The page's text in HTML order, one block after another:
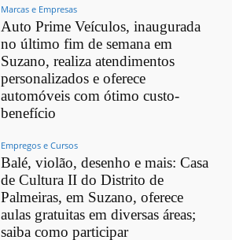
Marcas e Empresas
Auto Prime Veículos, inaugurada
no último fim de semana em
Suzano, realiza atendimentos
personalizados e oferece
automóveis com ótimo custo-
benefício
Empregos e Cursos
Balé, violão, desenho e mais: Casa
de Cultura II do Distrito de
Palmeiras, em Suzano, oferece
aulas gratuitas em diversas áreas;
saiba como participar